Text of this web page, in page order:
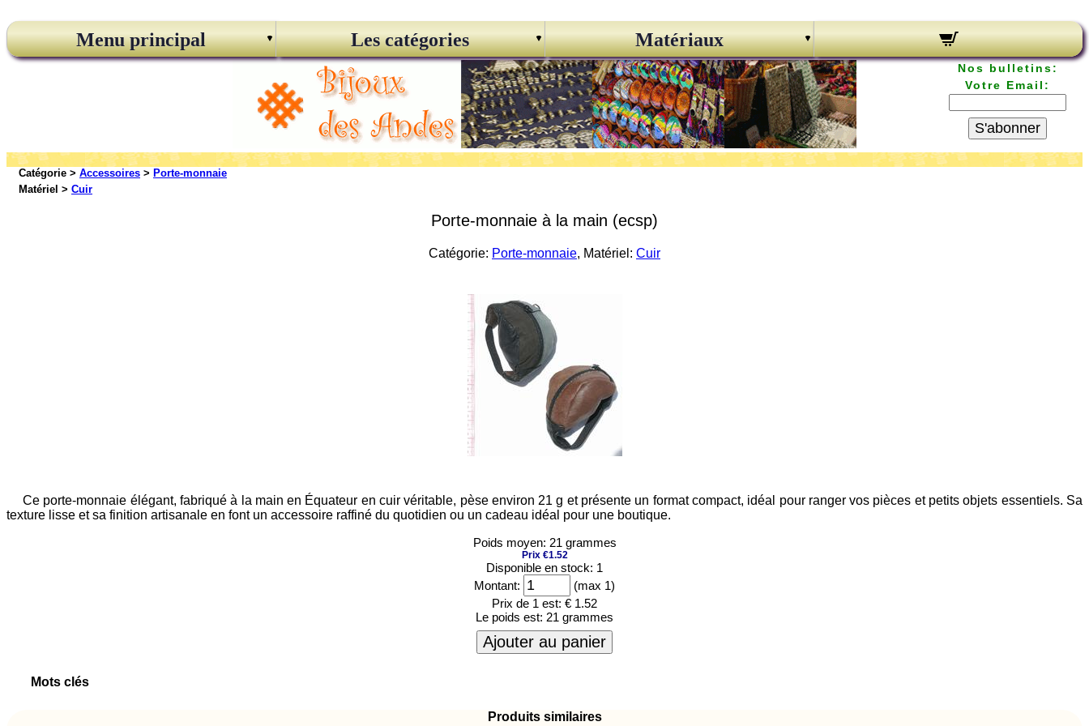
Menu principal Les catégories Matériaux
Nos bulletins:
Votre Email:
S'abonner
Catégorie > Accessoires > Porte-monnaie
Matériel > Cuir
Porte-monnaie à la main (ecsp)
Catégorie: Porte-monnaie, Matériel: Cuir
Ce porte-monnaie élégant, fabriqué à la main en Équateur en cuir véritable, pèse environ 21 g et présente un format compact, idéal pour ranger vos pièces et petits objets essentiels. Sa
texture lisse et sa finition artisanale en font un accessoire raffiné du quotidien ou un cadeau idéal pour une boutique.
Poids moyen: 21 grammes
Prix €1.52
Disponible en stock: 1
Montant:
(max 1)
Prix de 1 est: € 1.52
Le poids est: 21 grammes
Ajouter au panier
Mots clés
Produits similaires